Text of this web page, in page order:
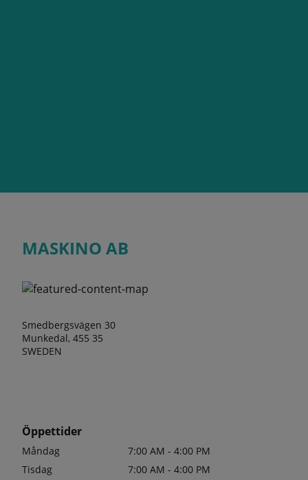
MASKINO AB
Smedbergsvägen 30
Munkedal, 455 35
SWEDEN
Öppettider
Måndag
7:00 AM - 4:00 PM
Tisdag
7:00 AM - 4:00 PM